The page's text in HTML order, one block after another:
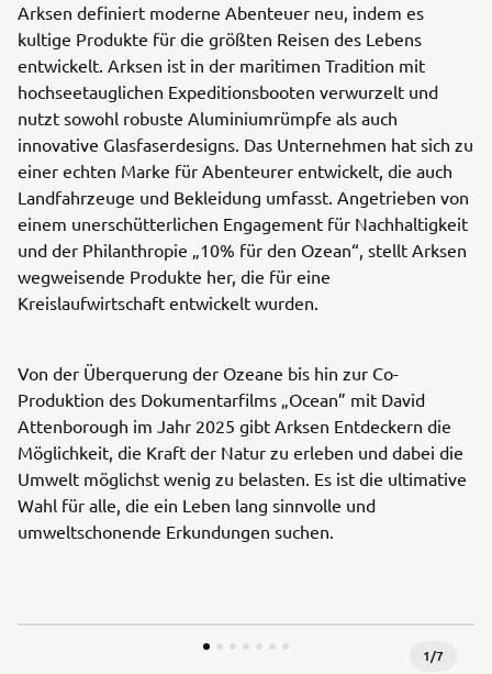
Arksen definiert moderne Abenteuer neu, indem es
kultige Produkte für die größten Reisen des Lebens
entwickelt. Arksen ist in der maritimen Tradition mit
hochseetauglichen Expeditionsbooten verwurzelt und
nutzt sowohl robuste Aluminiumrümpfe als auch
innovative Glasfaserdesigns. Das Unternehmen hat sich zu
einer echten Marke für Abenteurer entwickelt, die auch
Landfahrzeuge und Bekleidung umfasst. Angetrieben von
einem unerschütterlichen Engagement für Nachhaltigkeit
und der Philanthropie „10% für den Ozean“, stellt Arksen
wegweisende Produkte her, die für eine
Kreislaufwirtschaft entwickelt wurden.
Von der Überquerung der Ozeane bis hin zur Co-
Produktion des Dokumentarfilms „Ocean” mit David
Attenborough im Jahr 2025 gibt Arksen Entdeckern die
Möglichkeit, die Kraft der Natur zu erleben und dabei die
Umwelt möglichst wenig zu belasten. Es ist die ultimative
Wahl für alle, die ein Leben lang sinnvolle und
umweltschonende Erkundungen suchen.
1/7